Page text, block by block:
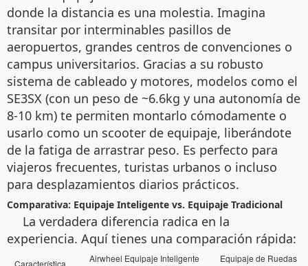
donde la distancia es una molestia. Imagina
transitar por interminables pasillos de
aeropuertos, grandes centros de convenciones o
campus universitarios. Gracias a su robusto
sistema de cableado y motores, modelos como el
SE3SX (con un peso de ~6.6kg y una autonomía de
8-10 km) te permiten montarlo cómodamente o
usarlo como un scooter de equipaje, liberándote
de la fatiga de arrastrar peso. Es perfecto para
viajeros frecuentes, turistas urbanos o incluso
para desplazamientos diarios prácticos.
Comparativa: Equipaje Inteligente vs. Equipaje Tradicional
La verdadera diferencia radica en la
experiencia. Aquí tienes una comparación rápida:
Característica
Airwheel Equipaje Inteligente
Equipaje de Ruedas